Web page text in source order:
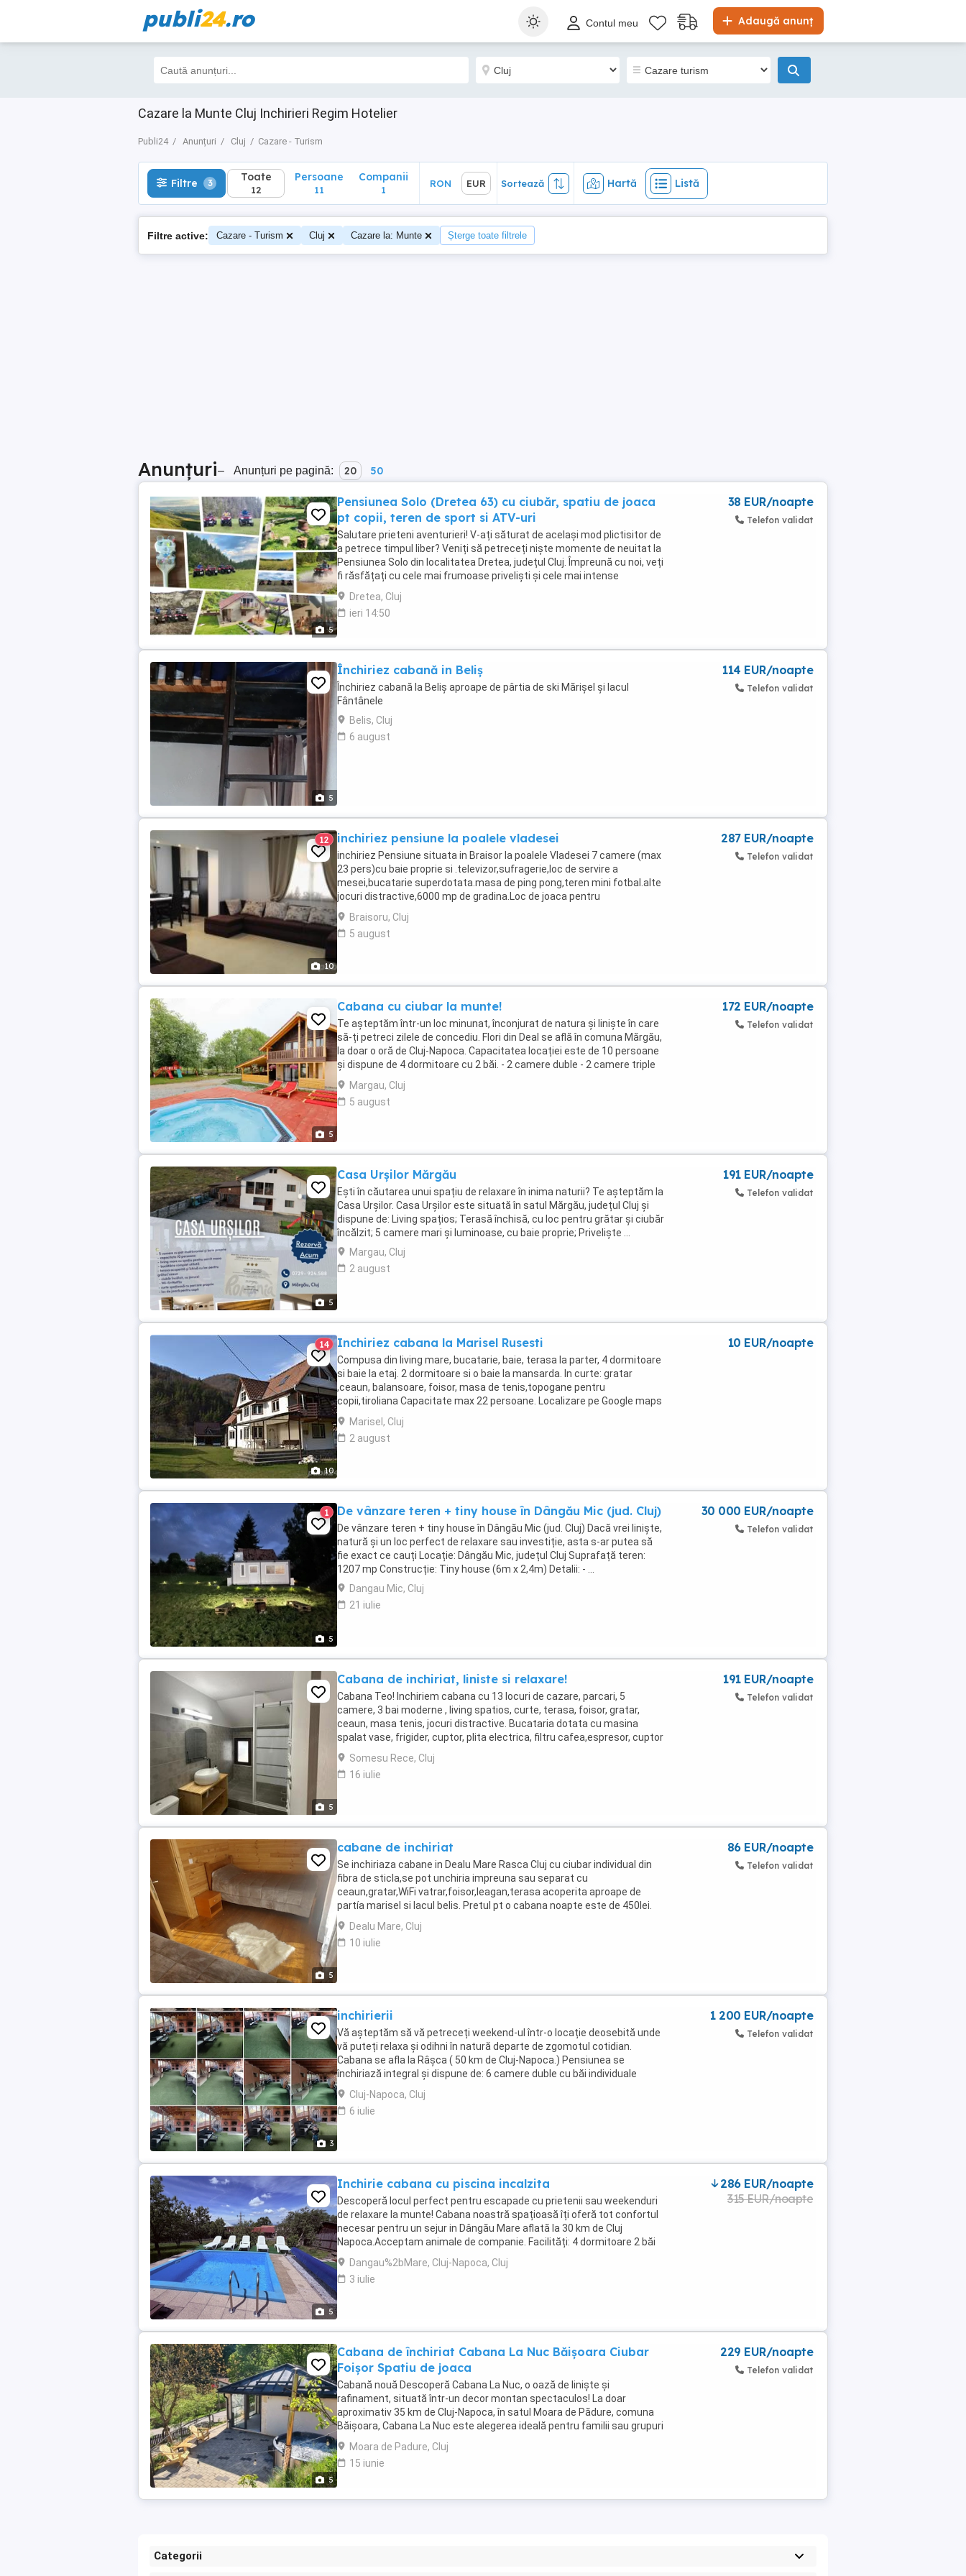
publi24.ro Adaugă anunț
Contul meu
Cazare la Munte Cluj Inchirieri Regim Hotelier
Publi24 Anunțuri Cluj Cazare - Turism
Filtre 3 Toate
12
Sortează Hartă Listă
Filtre 3 Toate
12
Persoane
11
Companii
1
RON EUR Sortează Hartă Listă
Filtre active: Cazare - Turism Cluj Cazare la: Munte Șterge toate filtrele
Anunțuri– Anunțuri pe pagină: 20 50
5
Pensiunea Solo (Dretea 63) cu ciubăr, spatiu de joaca
pt copii, teren de sport si ATV-uri
Salutare prieteni aventurieri! V-ați săturat de același mod plictisitor de
a petrece timpul liber? Veniți să petreceți niște momente de neuitat la
Pensiunea Solo din localitatea Dretea, județul Cluj. Împreună cu noi, veți
fi răsfățați cu cele mai frumoase priveliști și cele mai intense
experiențe. De ...
Dretea, Cluj
ieri 14:50
38 EUR/noapte
Telefon validat
5
Închiriez cabană in Beliș
Închiriez cabană la Beliș aproape de pârtia de ski Mărișel și lacul
Fântânele
Belis, Cluj
6 august
114 EUR/noapte
Telefon validat
10
12 inchiriez pensiune la poalele vladesei
inchiriez Pensiune situata in Braisor la poalele Vladesei 7 camere (max
23 pers)cu baie proprie si .televizor,sufragerie,loc de servire a
mesei,bucatarie superdotata.masa de ping pong,teren mini fotbal.alte
jocuri distractive,6000 mp de gradina.Loc de joaca pentru
copii,wifi,trambulina video proiector ...
Braisoru, Cluj
5 august
287 EUR/noapte
Telefon validat
5
Cabana cu ciubar la munte!
Te aşteptăm într-un loc minunat, înconjurat de natura și liniște în care
să-ți petreci zilele de concediu. Flori din Deal se află în comuna Mărgău,
la doar o oră de Cluj-Napoca. Capacitatea locației este de 10 persoane
și dispune de 4 dormitoare cu 2 băi. - 2 camere duble - 2 camere triple
Principalele ...
Margau, Cluj
5 august
172 EUR/noapte
Telefon validat
5
Casa Urșilor Mărgău
Ești în căutarea unui spațiu de relaxare în inima naturii? Te așteptăm la
Casa Urșilor. Casa Urșilor este situată în satul Mărgău, județul Cluj și
dispune de: Living spațios; Terasă închisă, cu loc pentru grătar și ciubăr
încălzit; 5 camere mari și luminoase, cu baie proprie; Priveliște ...
Margau, Cluj
2 august
191 EUR/noapte
Telefon validat
10
14 Inchiriez cabana la Marisel Rusesti
Compusa din living mare, bucatarie, baie, terasa la parter, 4 dormitoare
si baie la etaj. 2 dormitoare si o baie la mansarda. In curte: gratar
,ceaun, balansoare, foisor, masa de tenis,topogane pentru
copii,tiroliana Capacitate max 22 persoane. Localizare pe Google maps
(Cabana Vino} Optional topogan ...
Marisel, Cluj
2 august
10 EUR/noapte
5
1 De vânzare teren + tiny house în Dângău Mic (jud. Cluj)
De vânzare teren + tiny house în Dângău Mic (jud. Cluj) Dacă vrei liniște,
natură și un loc perfect de relaxare sau investiție, asta s-ar putea să
fie exact ce cauți Locație: Dângău Mic, județul Cluj Suprafață teren:
1207 mp Construcție: Tiny house (6m x 2,4m) Detalii: - ...
Dangau Mic, Cluj
21 iulie
30 000 EUR/noapte
Telefon validat
5
Cabana de inchiriat, liniste si relaxare!
Cabana Teo! Inchiriem cabana cu 13 locuri de cazare, parcari, 5
camere, 3 bai moderne , living spatios, curte, terasa, foisor, gratar,
ceaun, masa tenis, jocuri distractive. Bucataria dotata cu masina
spalat vase, frigider, cuptor, plita electrica, filtru cafea,espresor, cuptor
microunde, airfryer, ...
Somesu Rece, Cluj
16 iulie
191 EUR/noapte
Telefon validat
5
cabane de inchiriat
Se inchiriaza cabane in Dealu Mare Rasca Cluj cu ciubar individual din
fibra de sticla,se pot unchiria impreuna sau separat cu
ceaun,gratar,WiFi vatrar,foisor,leagan,terasa acoperita aproape de
partía marisel si lacul belis. Pretul pt o cabana noapte este de 450lei.
Singuri in locatie
Dealu Mare, Cluj
10 iulie
86 EUR/noapte
Telefon validat
3
inchirierii
Vă așteptăm să vă petreceți weekend-ul într-o locație deosebită unde
vă puteți relaxa și odihni în natură departe de zgomotul cotidian.
Cabana se afla la Râșca ( 50 km de Cluj-Napoca.) Pensiunea se
închiriază integral și dispune de: 6 camere duble cu băi individuale
Bucătărie complet utilată ...
Cluj-Napoca, Cluj
6 iulie
1 200 EUR/noapte
Telefon validat
5
Inchirie cabana cu piscina incalzita
Descoperă locul perfect pentru escapade cu prietenii sau weekenduri
de relaxare la munte! Cabana noastră spațioasă îți oferă tot confortul
necesar pentru un sejur in Dângău Mare aflată la 30 km de Cluj
Napoca.Acceptam animale de companie. Facilități: 4 dormitoare 2 băi
complet utilate Bucătărie complet ...
Dangau%2bMare, Cluj-Napoca, Cluj
3 iulie
286 EUR/noapte
315 EUR/noapte
5
Cabana de închiriat Cabana La Nuc Băișoara Ciubar
Foișor Spatiu de joaca
Cabană nouă Descoperă Cabana La Nuc, o oază de liniște și
rafinament, situată într-un decor montan spectaculos! La doar
aproximativ 35 km de Cluj-Napoca, în satul Moara de Pădure, comuna
Băișoara, Cabana La Nuc este alegerea ideală pentru familii sau grupuri
de până la 8 persoane care caută confort,relaxare ...
Moara de Padure, Cluj
15 iunie
229 EUR/noapte
Telefon validat
Categorii